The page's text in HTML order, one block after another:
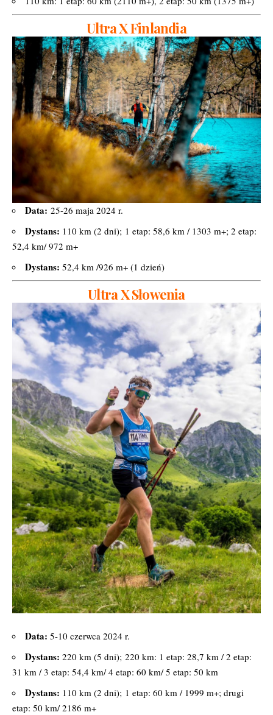
Ultra X Finlandia
Data: 25-26 maja 2024 r.
Dystans: 110 km (2 dni); 1 etap: 58,6 km / 1303 m+; 2 etap:
52,4 km/ 972 m+
Dystans: 52,4 km /926 m+ (1 dzień)
Ultra X Słowenia
Data: 5-10 czerwca 2024 r.
Dystans: 220 km (5 dni); 220 km: 1 etap: 28,7 km / 2 etap:
31 km / 3 etap: 54,4 km/ 4 etap: 60 km/ 5 etap: 50 km
Dystans: 110 km (2 dni); 1 etap: 60 km / 1999 m+; drugi
etap: 50 km/ 2186 m+